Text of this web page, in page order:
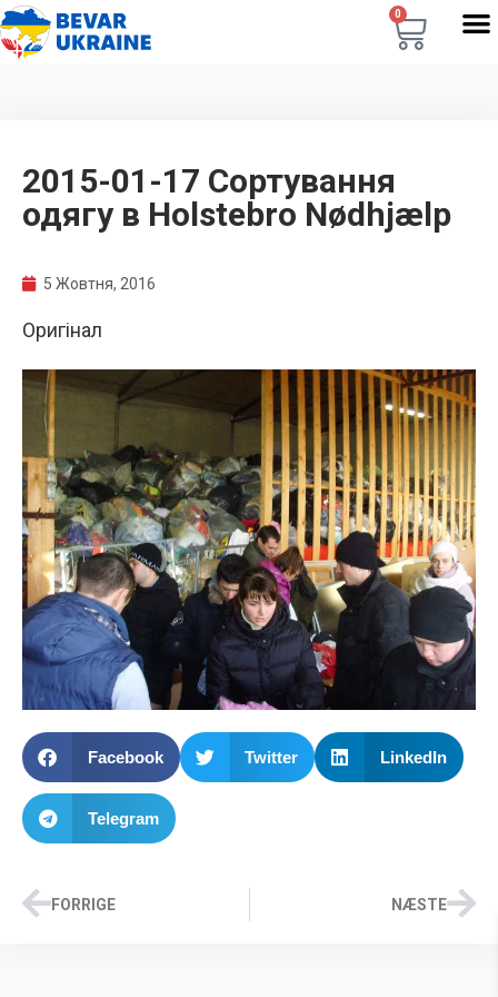
0
2015-01-17 Сортування
одягу в Holstebro Nødhjælp
5 Жовтня, 2016
Оригінал
Facebook Twitter LinkedIn
Telegram
FORRIGE NÆSTE